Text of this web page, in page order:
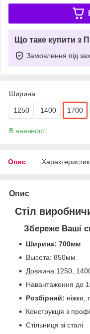
Що таке купити з
Замовлення під
Ширина
1250 1400 1700
В наявності
Опис
Опис
Стіл
Збереже Ваші
Ширина: 700мм
Высота: 850мм
Довжина:1250,
Навантаження до
Розбірний: ніжки,
Конструкція з
Стільниця зі сталі